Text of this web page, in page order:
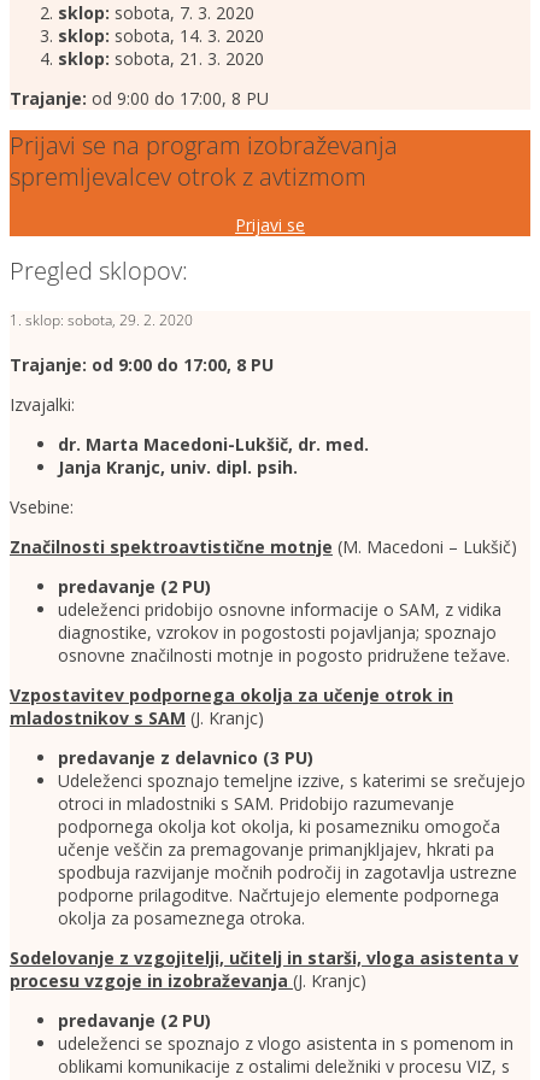
sklop: sobota, 7. 3. 2020
sklop: sobota, 14. 3. 2020
sklop: sobota, 21. 3. 2020
Trajanje: od 9:00 do 17:00, 8 PU
Prijavi se na program izobraževanja
spremljevalcev otrok z avtizmom
Prijavi se
Pregled sklopov:
1. sklop: sobota, 29. 2. 2020
Trajanje: od 9:00 do 17:00, 8 PU
Izvajalki:
dr. Marta Macedoni-Lukšič, dr. med.
Janja Kranjc, univ. dipl. psih.
Vsebine:
Značilnosti spektroavtistične motnje (M. Macedoni – Lukšič)
predavanje (2 PU)
udeleženci pridobijo osnovne informacije o SAM, z vidika
diagnostike, vzrokov in pogostosti pojavljanja; spoznajo
osnovne značilnosti motnje in pogosto pridružene težave.
Vzpostavitev podpornega okolja za učenje otrok in
mladostnikov s SAM (J. Kranjc)
predavanje z delavnico (3 PU)
Udeleženci spoznajo temeljne izzive, s katerimi se srečujejo
otroci in mladostniki s SAM. Pridobijo razumevanje
podpornega okolja kot okolja, ki posamezniku omogoča
učenje veščin za premagovanje primanjkljajev, hkrati pa
spodbuja razvijanje močnih področij in zagotavlja ustrezne
podporne prilagoditve. Načrtujejo elemente podpornega
okolja za posameznega otroka.
Sodelovanje z vzgojitelji, učitelj in starši, vloga asistenta v
procesu vzgoje in izobraževanja (J. Kranjc)
predavanje (2 PU)
udeleženci se spoznajo z vlogo asistenta in s pomenom in
oblikami komunikacije z ostalimi deležniki v procesu VIZ, s